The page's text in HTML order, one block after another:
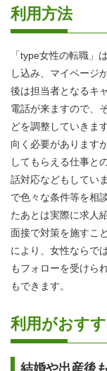
利用方法
「type女性の転職」
し込み、マイページ
後は担当者となるキ
電話が来ますので、
どを調整していきま
向く必要があります
してもらえる仕事と
話対応などもしてい
で色々な条件等を相
たあとは実際に求人
面接で対策を施すこ
により、女性ならで
もフォローを受けら
もできます。
利用がおす